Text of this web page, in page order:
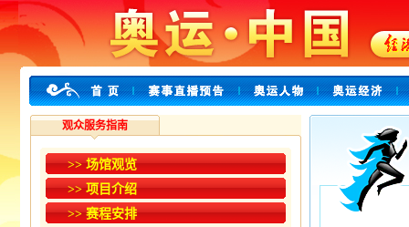
观众服务指南
>> 场馆观览
>> 项目介绍
>> 赛程安排